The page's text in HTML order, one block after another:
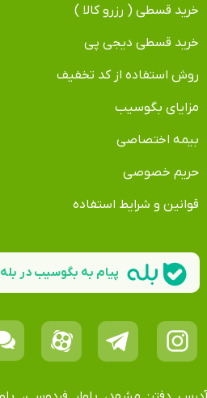
خرید قسطی ( رزرو کالا )
خرید قسطی دیجی پی
روش استفاده از کد تخفیف
مزایای بگوسیب
بیمه اختصاصی
حریم خصوصی
قوانین و شرایط استفاده
پیام به بگوسیب در بله